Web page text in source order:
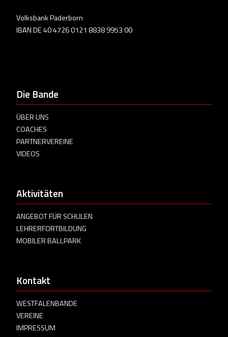
Volksbank Paderborn
IBAN DE 40 4726 0121 8838 9953 00
Die Bande
ÜBER UNS
COACHES
PARTNERVEREINE
VIDEOS
Aktivitäten
ANGEBOT FÜR SCHULEN
LEHRERFORTBILDUNG
MOBILER BALLPARK
Kontakt
WESTFALENBANDE
VEREINE
IMPRESSUM